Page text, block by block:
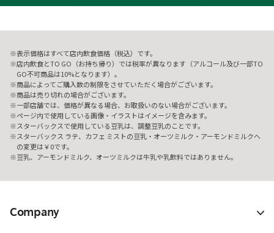
表示価格はすべて店内飲食価格（税込）です。
店内飲食とTO GO（お持ち帰り）では税率が異なります（アルコール及び一部TO
GO不可商品は10%となります）。
商品によってご購入数の制限をさせていただく場合がございます。
商品は売り切れの場合がございます。
一部店舗では、価格が異なる場合、お取扱いのない場合がございます。
ページ内で使用している画像・イラストはイメージを含みます。
スターバックスで使用している豆乳は、調整豆乳のことです。
スターバックス ラテ、カフェ ミストの豆乳・オーツミルク・アーモンドミルクへ
の変更は￥0です。
豆乳、アーモンドミルク、オーツミルクは牛乳や乳飲料ではありません。
Company